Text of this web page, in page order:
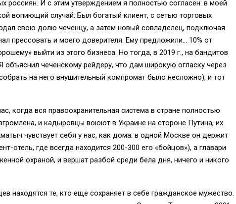
россиян. И с этим утверждением я полностью согласен: в моей
вопиющий случай. Был богатый клиент, с сетью торговых
свою долю чеченцу, а затем новый совладелец, подключая
прессовать и моего доверителя. Ему предложили… 10% от
выйти из этого бизнеса. Но тогда, в 2019 г., на бандитов
объяснил чеченскому рейдеру, что дам широкую огласку через
на него внушительный компромат было несложно), и тот
когда вся правоохранительная система в стране полностью
и кадыровцы воюют в Украине на стороне Путина, их
чувствует себя у нас, как дома: в одной Москве он держит
отель, где всегда находится 200-300 его «бойцов»), а главари
охраной, и вершат разбой среди бела дня, ничего и никого
находятся те, кто еще сохраняет в себе гражданское мужество.